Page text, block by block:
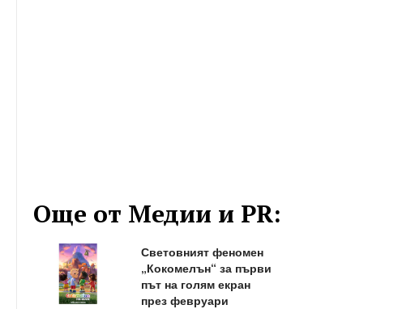
Още от Медии и PR:
Световният феномен
„Кокомелън“ за първи
път на голям екран
през февруари